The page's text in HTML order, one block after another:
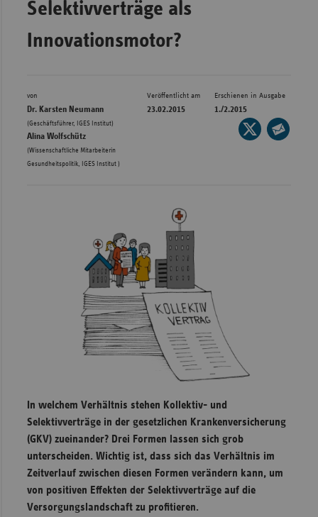
Hessen
Selektivverträge als
Innovationsmotor?
von
Dr. Karsten Neumann
(Geschäftsführer, IGES Institut),
Alina Wolfschütz
(Wissenschaftliche Mitarbeiterin
Gesundheitspolitik, IGES Institut )
Veröffentlicht am
23.02.2015
Erschienen in Ausgabe
1./2.2015
Seite
auf
In welchem Verhältnis stehen Kollektiv- und
Selektivverträge in der gesetzlichen Krankenversicherung
(GKV) zueinander? Drei Formen lassen sich grob
unterscheiden. Wichtig ist, dass sich das Verhältnis im
Zeitverlauf zwischen diesen Formen verändern kann, um
von positiven Effekten der Selektivverträge auf die
Versorgungslandschaft zu profitieren.